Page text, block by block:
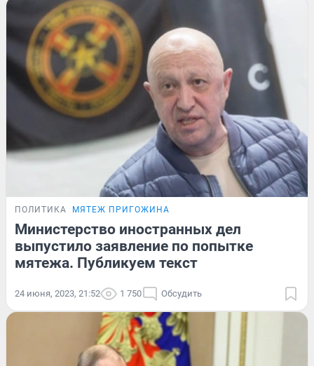
ПОЛИТИКА МЯТЕЖ ПРИГОЖИНА
Министерство иностранных дел
выпустило заявление по попытке
мятежа. Публикуем текст
24 июня, 2023, 21:52 1 750 Обсудить